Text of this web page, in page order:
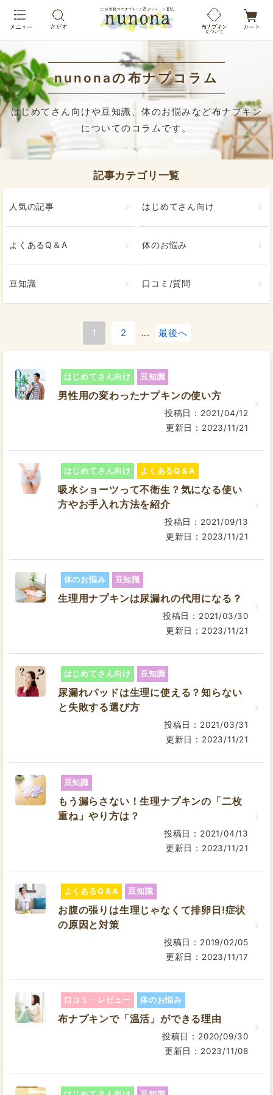
nunonaの布ナプコラム
はじめてさん向けや豆知識、体のお悩みなど布ナプキン
についてのコラムです。
記事カテゴリ一覧
人気の記事 はじめてさん向け
よくあるQ＆A 体のお悩み
豆知識 口コミ/質問
1 2 ... 最後へ
男性用の変わったナプキンの使い方
はじめてさん向け 豆知識
投稿日：2021/04/12
更新日：2023/11/21
吸水ショーツって不衛生？気になる使い
方やお手入れ方法を紹介
はじめてさん向け よくあるQ＆A
投稿日：2021/09/13
更新日：2023/11/21
生理用ナプキンは尿漏れの代用になる？
体のお悩み 豆知識
投稿日：2021/03/30
更新日：2023/11/21
尿漏れパッドは生理に使える？知らない
と失敗する選び方
はじめてさん向け 豆知識
投稿日：2021/03/31
更新日：2023/11/21
もう漏らさない！生理ナプキンの「二枚
重ね」やり方は？
豆知識
投稿日：2021/04/13
更新日：2023/11/21
お腹の張りは生理じゃなくて排卵日!症状
の原因と対策
よくあるQ＆A 豆知識
投稿日：2019/02/05
更新日：2023/11/17
布ナプキンで「温活」ができる理由
口コミ・レビュー 体のお悩み
投稿日：2020/09/30
更新日：2023/11/08